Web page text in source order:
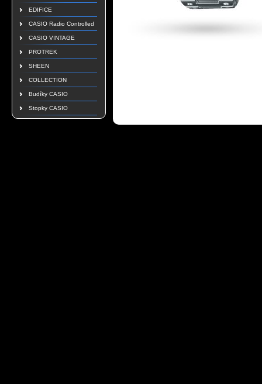
EDIFICE
CASIO Radio Controlled
CASIO VINTAGE
PROTREK
SHEEN
COLLECTION
Budíky CASIO
Stopky CASIO